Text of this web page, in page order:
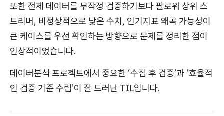
또한 전체 데이터를 무작정 검증하기보다 팔로워 상위 스
트리머, 비정상적으로 낮은 수치, 인기지표 왜곡 가능성이
큰 케이스를 우선 확인하는 방향으로 문제를 정리한 점이
인상적이었습니다.
데이터분석 프로젝트에서 중요한 ‘수집 후 검증’과 ‘효율적
인 검증 기준 수립’이 잘 드러난 TIL입니다.